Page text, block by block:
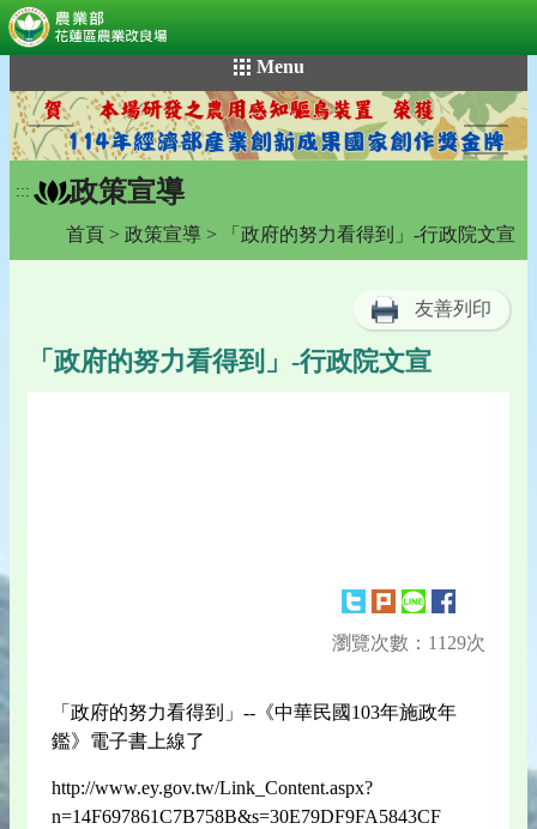
到
主
要
內
容
Menu
::: 政策宣導
首頁 > 政策宣導 > 「政府的努力看得到」-行政院文宣
友善列印
「政府的努力看得到」-行政院文宣
瀏覽次數：1129次
「政府的努力看得到」--《中華民國103年施政年
鑑》電子書上線了
http://www.ey.gov.tw/Link_Content.aspx?
n=14F697861C7B758B&s=30E79DF9FA5843CF